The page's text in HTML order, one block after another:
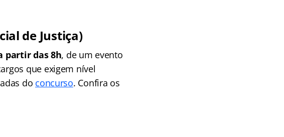
de Justiça)
partir das 8h, de um evento
que exigem nível
do concurso. Confira os